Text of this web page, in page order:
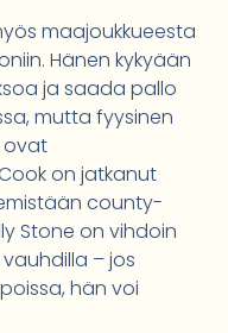
maajoukkueesta
Hänen kykyään
ja saada pallo
mutta fyysinen
ovat
on jatkanut
county-
Stone on vihdoin
– jos
hän voi